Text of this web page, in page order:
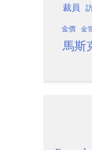
裁員
金價 金
馬斯